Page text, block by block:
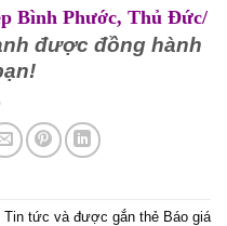
Bình Phước, Thủ Đức/
được đồng hành
Tin tức và được gắn thẻ Báo giá